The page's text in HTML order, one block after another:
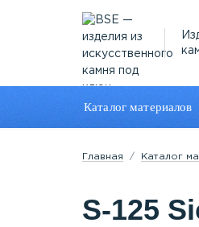
Каталог материалов
Главная Каталог
S-125